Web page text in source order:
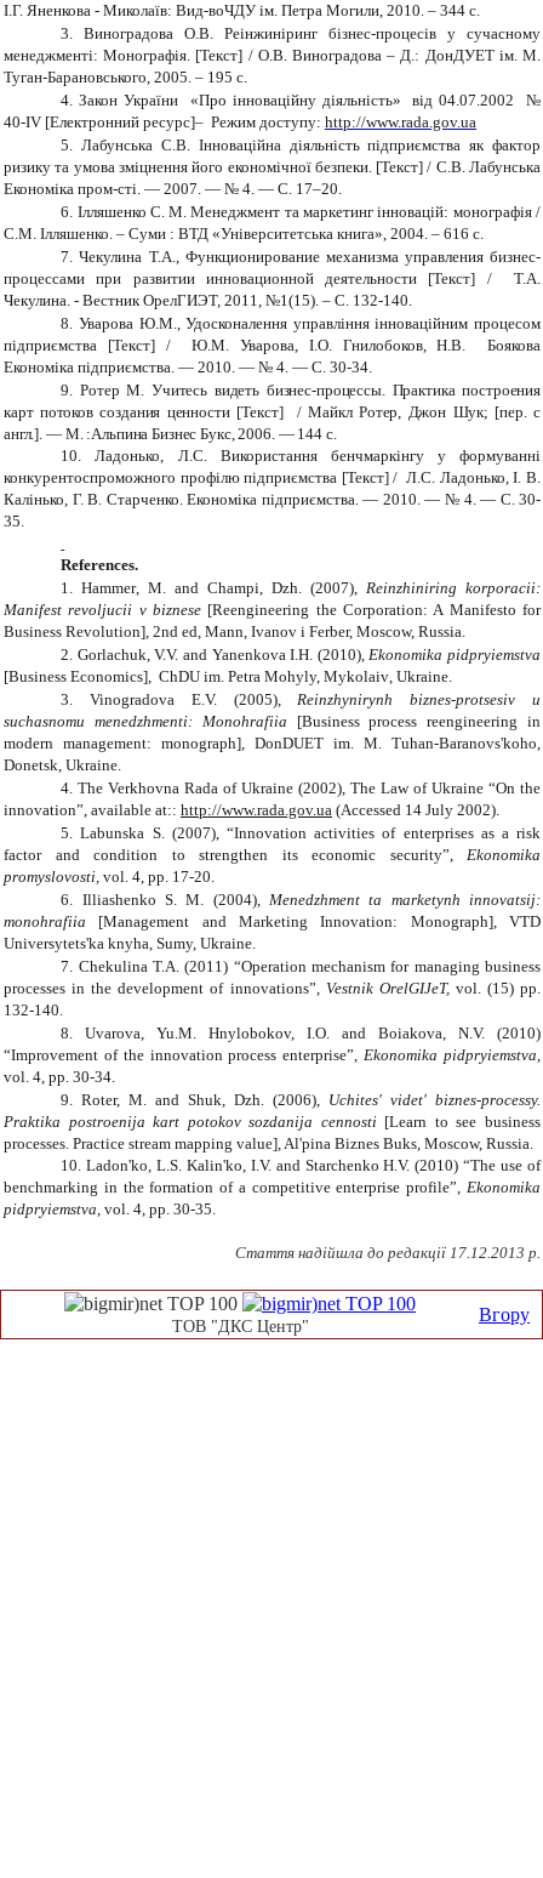
І.Г. Яненкова - Миколаїв: Вид-воЧДУ ім. Петра Могили, 2010. – 344 с.
3.
Виноградова О.В. Реінжиніринг бізнес-процесів у сучасному
менеджменті: Монографія. [Текст] / О.В. Виноградова – Д.: ДонДУЕТ ім. М.
Туган-Барановського, 2005. – 195 с.
4. Закон України «Про інноваційну діяльність» від 04.07.2002 №
40-IV [Електронний ресурс]– Режим доступу: http://www.rada.gov.ua
5. Лабунська С.В. Інноваційна діяльність підприємства як фактор
ризику та умова зміцнення його економічної безпеки. [Текст] / С.В. Лабунська
Економіка пром-сті. — 2007. — № 4. — C. 17–20.
6. Ілляшенко С. М. Менеджмент та маркетинг інновацій: монографія /
С.М. Ілляшенко. – Суми : ВТД «Університетська книга», 2004. – 616 с.
7. Чекулина Т.А., Функционированиемеханизма управления бизнес-
процессами при развитии инновационной деятельности [Текст] / Т.А.
Чекулина. - Вестник ОрелГИЭТ, 2011, №1(15). – C. 132-140.
8. Уварова Ю.М., Удосконалення управління інноваційним процесом
підприємства [Текст] / Ю.М. Уварова, І.О. Гнилобоков, Н.В. Боякова
Економіка підприємства. — 2010. — № 4. — C. 30-34.
9. Ротер М. Учитесь видеть бизнес-процессы. Практика построения
карт потоков создания ценности [Текст]
/ Майкл Ротер, Джон Шук; [пер. с
англ.]. — М. :Альпина Бизнес Букс, 2006. — 144 с.
10.
Ладонько, Л.С. Використання бенчмаркінгу у формуванні
конкурентоспроможного профілю підприємства [Текст]/ Л.С. Ладонько, І. В.
Калінько, Г. В. Старченко. Економіка підприємства. — 2010. — № 4. — C. 30-
35.
References.
1. Hammer,M. and Champi,Dzh. (2007),Reinzhiniring korporacii:
Manifest revoljucii v biznese [Reengineering the Corporation: A Manifesto for
Business Revolution], 2nd ed, Mann, Ivanov i Ferber, Moscow, Russia.
2. Gorlachuk, V.V. and Yanenkova I.H. (2010),Ekonomika pidpryiemstva
[Business Economics], ChDU im. Petra Mohyly, Mykolaiv, Ukraine.
3.
Vinogradova E.V. (2005),Reinzhynirynh biznes-protsesiv u
suchasnomu menedzhmenti: Monohrafiia [Business process reengineering in
modern management: monograph], DonDUET im. M. Tuhan-Baranovs'koho,
Donetsk, Ukraine.
4. The Verkhovna Rada of Ukraine (2002), The Law of Ukraine“On the
innovation”, available at:: http://www.rada.gov.ua (Accessed 14 July 2002).
5. Labunska S. (2007),“Innovation activities of enterprises as a risk
factor and condition to strengthen its economic security”, Ekonomika
promyslovosti, vol. 4, pp. 17-20.
6. Illiashenko S. M. (2004), Menedzhment ta marketynh innovatsij:
monohrafiia [Management and Marketing Innovation: Monograph], VTD
Universytets'ka knyha, Sumy, Ukraine.
7. Chekulina T.A. (2011) “Operation mechanism for managing business
processes in the development of innovations”, Vestnik OrelGIJeT, vol. (15) pp.
132-140.
8.
Uvarova, Yu.M. Hnylobokov, I.O. and Boiakova, N.V. (2010)
“Improvement of the innovation process enterprise”,Ekonomika pidpryiemstva,
vol. 4, pp. 30-34.
9. Roter, M. and Shuk, Dzh. (2006), Uchites' videt' biznes-processy.
Praktika postroenija kart potokov sozdanija cennosti[Learn to see business
processes. Practice stream mapping value], Al'pina Biznes Buks, Moscow, Russia.
10. Ladon'ko, L.S. Kalin'ko, I.V. and Starchenko H.V. (2010) “The use of
benchmarking in the formation of a competitive enterprise profile”, Ekonomika
pidpryiemstva, vol. 4, pp. 30-35.
Стаття надійшла до редакції 17.12.2013 р.
Вгору
ТОВ "ДКС Центр"